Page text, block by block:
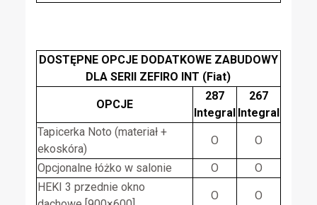
DOSTĘPNE OPCJE DODATKOWE ZABUDOWY
DLA SERII ZEFIRO INT (Fiat)
OPCJE
287
Integral
267
Integral
Tapicerka Noto (materiał +
ekoskóra)
O O
Opcjonalne łóżko w salonie O
O
HEKI 3 przednie okno
O O